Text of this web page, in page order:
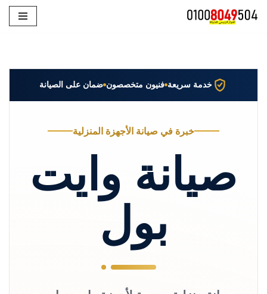
خدمة سريعة فنيون متخصصون ضمان على الصيانة
خبرة في صيانة الأجهزة المنزلية
صيانة وايت
بول